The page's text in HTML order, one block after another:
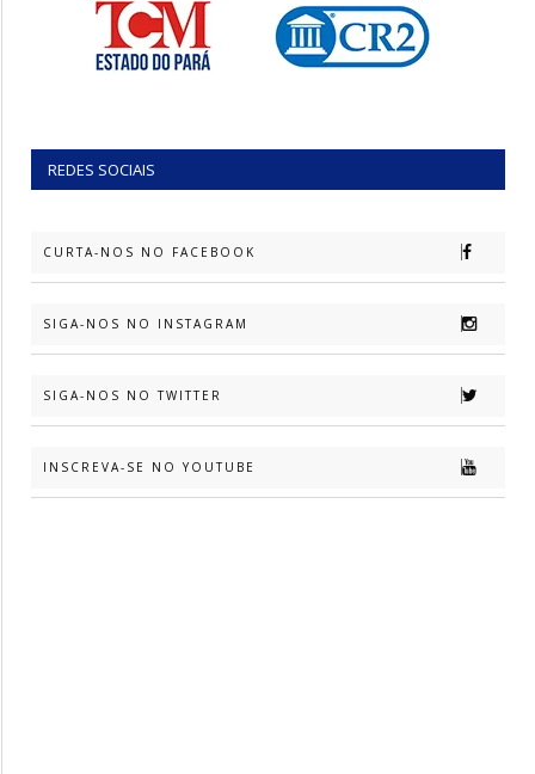
REDES SOCIAIS
CURTA-NOS NO FACEBOOK
SIGA-NOS NO INSTAGRAM
SIGA-NOS NO TWITTER
INSCREVA-SE NO YOUTUBE